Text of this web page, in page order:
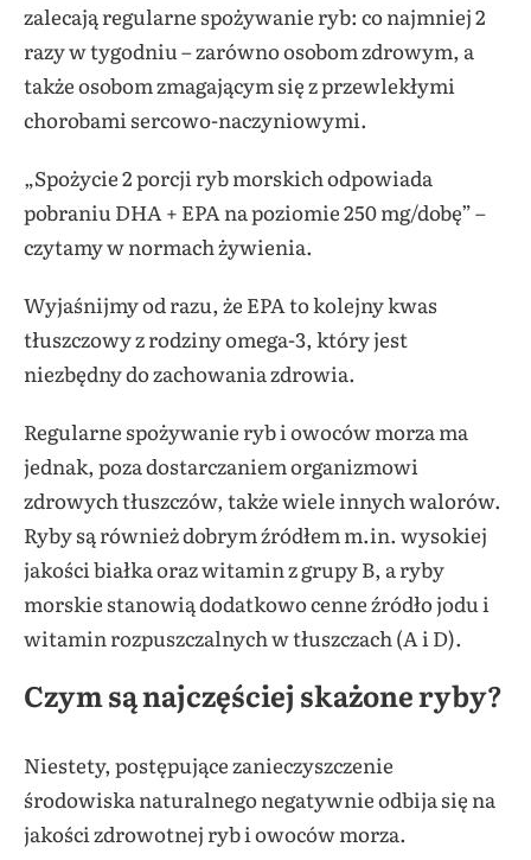
zalecają regularne spożywanie ryb: co najmniej 2
razy w tygodniu – zarówno osobom zdrowym, a
także osobom zmagającym się z przewlekłymi
chorobami sercowo-naczyniowymi.
„Spożycie 2 porcji ryb morskich odpowiada
pobraniu DHA + EPA na poziomie 250 mg/dobę” –
czytamy w normach żywienia.
Wyjaśnijmy od razu, że EPA to kolejny kwas
tłuszczowy z rodziny omega-3, który jest
niezbędny do zachowania zdrowia.
Regularne spożywanie ryb i owoców morza ma
jednak, poza dostarczaniem organizmowi
zdrowych tłuszczów, także wiele innych walorów.
Ryby są również dobrym źródłem m.in. wysokiej
jakości białka oraz witamin z grupy B, a ryby
morskie stanowią dodatkowo cenne źródło jodu i
witamin rozpuszczalnych w tłuszczach (A i D).
Czym są najczęściej skażone ryby?
Niestety, postępujące zanieczyszczenie
środowiska naturalnego negatywnie odbija się na
jakości zdrowotnej ryb i owoców morza.